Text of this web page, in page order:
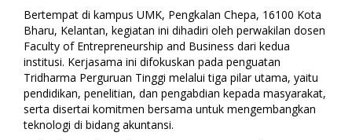
Bertempat di kampus UMK, Pengkalan Chepa, 16100 Kota
Bharu, Kelantan, kegiatan ini dihadiri oleh perwakilan dosen
Faculty of Entrepreneurship and Business dari kedua
institusi. Kerjasama ini difokuskan pada penguatan
Tridharma Perguruan Tinggi melalui tiga pilar utama, yaitu
pendidikan, penelitian, dan pengabdian kepada masyarakat,
serta disertai komitmen bersama untuk mengembangkan
teknologi di bidang akuntansi.